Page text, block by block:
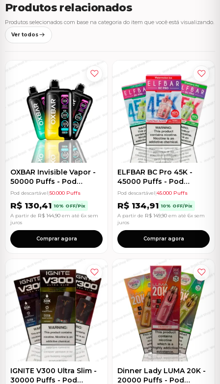
Produtos relacionados
Produtos selecionados com base na categoria do item que você está visualizando.
Ver todos
OXBAR Invisible Vapor -
50000 Puffs - Pod
Descartável
Pod descartável|50.000 Puffs
R$ 130,41 10% OFF/Pix
A partir de R$ 144,90 em até 6x sem
juros
Comprar agora
ELFBAR BC Pro 45K -
45000 Puffs - Pod
Descartável
Pod descartável|45.000 Puffs
R$ 134,91 10% OFF/Pix
A partir de R$ 149,90 em até 6x sem
juros
Comprar agora
IGNITE V300 Ultra Slim -
30000 Puffs - Pod
Dinner Lady LUMA 20K -
20000 Puffs - Pod